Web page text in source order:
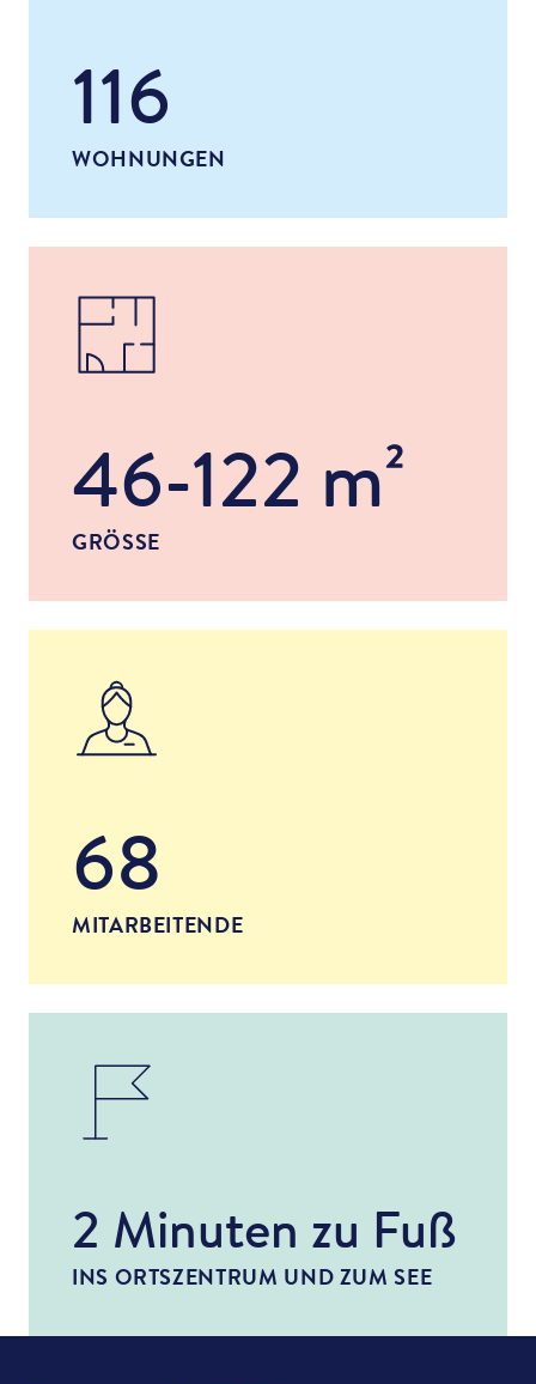
116
WOHNUNGEN
46-122 m²
GRÖSSE
68
MITARBEITENDE
2 Minuten zu Fuß
INS ORTSZENTRUM UND ZUM SEE